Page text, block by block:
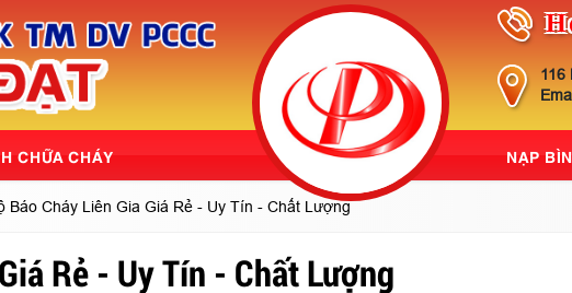
116
CHỮA CHÁY NẠP
Báo Cháy Liên Gia Giá Rẻ - Uy Tín - Chất Lượng
Rẻ - Uy Tín - Chất Lượng